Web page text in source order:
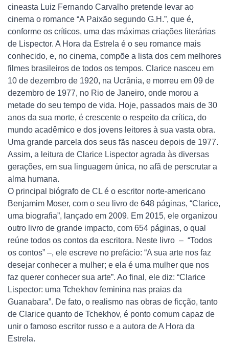
cineasta Luiz Fernando Carvalho pretende levar ao
cinema o romance “A Paixão segundo G.H.”, que é,
conforme os críticos, uma das máximas criações literárias
de Lispector. A Hora da Estrela é o seu romance mais
conhecido, e, no cinema, compõe a lista dos cem melhores
filmes brasileiros de todos os tempos. Clarice nasceu em
10 de dezembro de 1920, na Ucrânia, e morreu em 09 de
dezembro de 1977, no Rio de Janeiro, onde morou a
metade do seu tempo de vida. Hoje, passados mais de 30
anos da sua morte, é crescente o respeito da crítica, do
mundo acadêmico e dos jovens leitores à sua vasta obra.
Uma grande parcela dos seus fãs nasceu depois de 1977.
Assim, a leitura de Clarice Lispector agrada às diversas
gerações, em sua linguagem única, no afã de perscrutar a
alma humana.
O principal biógrafo de CL é o escritor norte-americano
Benjamim Moser, com o seu livro de 648 páginas, “Clarice,
uma biografia”, lançado em 2009. Em 2015, ele organizou
outro livro de grande impacto, com 654 páginas, o qual
reúne todos os contos da escritora. Neste livro – “Todos
os contos” –, ele escreve no prefácio: “A sua arte nos faz
desejar conhecer a mulher; e ela é uma mulher que nos
faz querer conhecer sua arte”. Ao final, ele diz: “Clarice
Lispector: uma Tchekhov feminina nas praias da
Guanabara”. De fato, o realismo nas obras de ficção, tanto
de Clarice quanto de Tchekhov, é ponto comum capaz de
unir o famoso escritor russo e a autora de A Hora da
Estrela.